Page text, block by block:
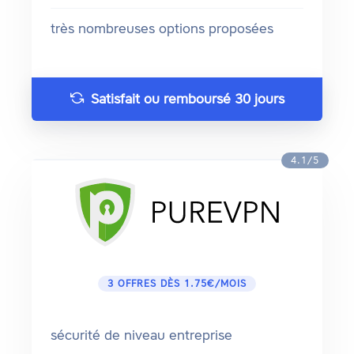
très nombreuses options proposées
Satisfait ou remboursé 30 jours
4.1/5
3 OFFRES DÈS 1.75€/MOIS
sécurité de niveau entreprise